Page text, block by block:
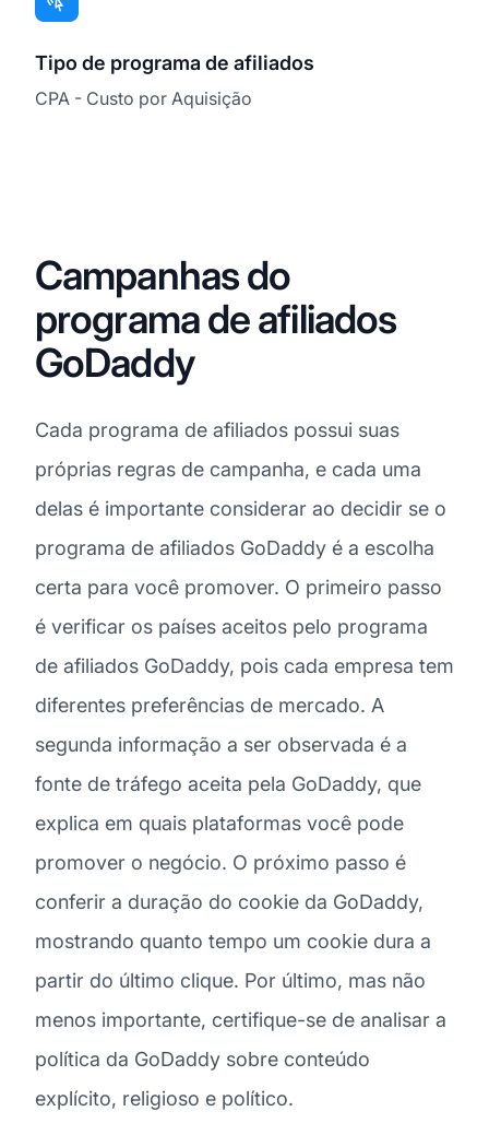
Tipo de programa de afiliados
CPA - Custo por Aquisição
Campanhas do
programa de afiliados
GoDaddy
Cada programa de afiliados possui suas
próprias regras de campanha, e cada uma
delas é importante considerar ao decidir se o
programa de afiliados GoDaddy é a escolha
certa para você promover. O primeiro passo
é verificar os países aceitos pelo programa
de afiliados GoDaddy, pois cada empresa tem
diferentes preferências de mercado. A
segunda informação a ser observada é a
fonte de tráfego aceita pela GoDaddy, que
explica em quais plataformas você pode
promover o negócio. O próximo passo é
conferir a duração do cookie da GoDaddy,
mostrando quanto tempo um cookie dura a
partir do último clique. Por último, mas não
menos importante, certifique-se de analisar a
política da GoDaddy sobre conteúdo
explícito, religioso e político.